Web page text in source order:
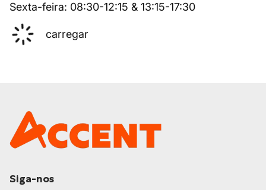
Sexta-feira: 08:30-12:15 & 13:15-17:30
carregar
Siga-nos